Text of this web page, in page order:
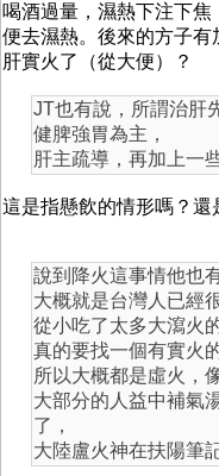
喝酒過量，濕熱下注下
便去濕熱。後來的方子
肝實火了（從大便）？
JT也有說，所謂治肝
健脾強胃為主，
肝主疏導，再加上一
這是指懸飲的情形嗎？
說到降火這事情他也
大概就是台灣人已經
從小吃了太多大瀉火
真的要找一個有實火
所以大概都是虛火，
大部分的人益中補氣
了，
大陸盧火神在扶陽筆